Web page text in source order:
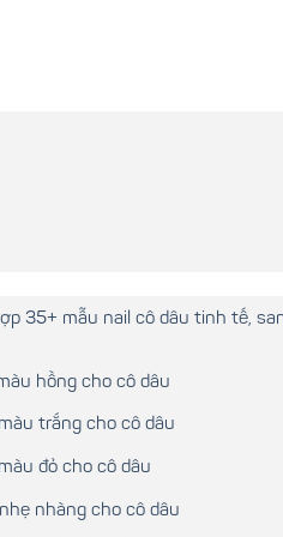
35+ mẫu nail cô dâu tinh tế,
hồng cho cô dâu
trắng cho cô dâu
đỏ cho cô dâu
nhàng cho cô dâu